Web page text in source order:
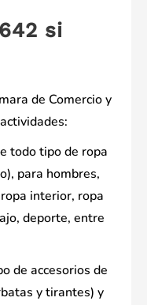
si
de Comercio y
todo tipo de ropa
para hombres,
interior, ropa
deporte, entre
de accesorios de
y tirantes) y